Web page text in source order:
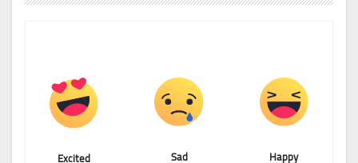
Happy
Sad
Excited